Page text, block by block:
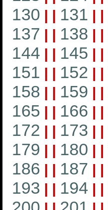
130 | | 131 | |
137 | | 138 | |
144 | | 145 | |
151 | | 152 | |
158 | | 159 | |
165 | | 166 | |
172 | | 173 | |
179 | | 180 | |
186 | | 187 | |
193 | | 194 | |